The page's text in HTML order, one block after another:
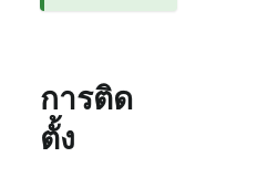
การติด
ตั้ง